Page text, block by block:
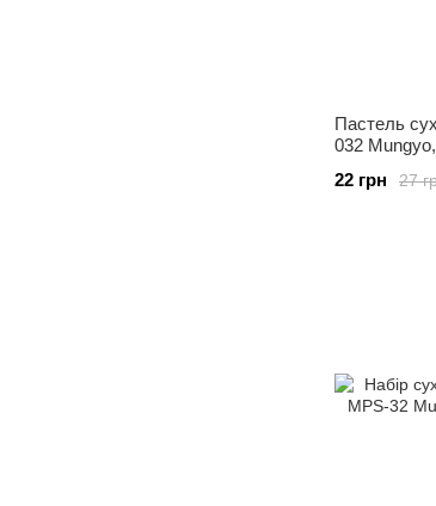
Пастель
032
27
22 грн